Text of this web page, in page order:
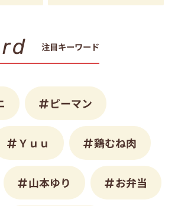
注目キーワード
ピーマン
Ｙｕｕ 鶏むね肉
山本ゆり お弁当